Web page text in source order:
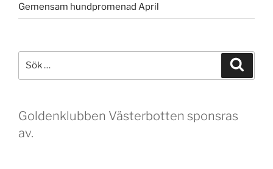
Gemensam hundpromenad April
efter:
Goldenklubben Västerbotten sponsras
av.